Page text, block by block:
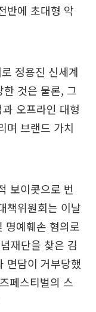
반에 초대형 악
정용진 신세계
것은 물론, 그
오프라인 대형
며 브랜드 가치
보이콧으로 번
책위원회는 이날
명예훼손 혐의로
재단을 찾은 김
면담이 거부당했
페스티벌의 스